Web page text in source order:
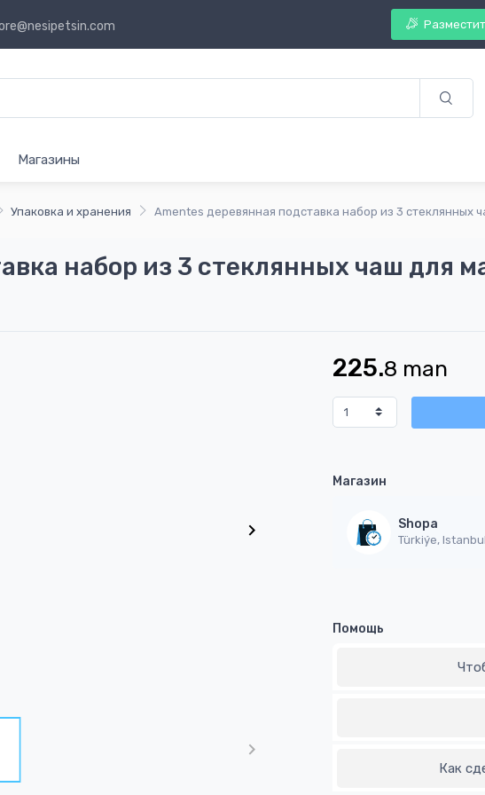
Магазины
Упаковка и хранения Amentes деревянная подставка набор из 3 стеклянных
набор из 3 стеклянных чаш для
225.8 man
Магазин
Shopa
Türkiýe, Istanbul
Помощь
Как